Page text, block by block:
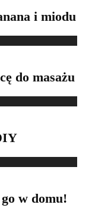
i miodu
do masażu
w domu!